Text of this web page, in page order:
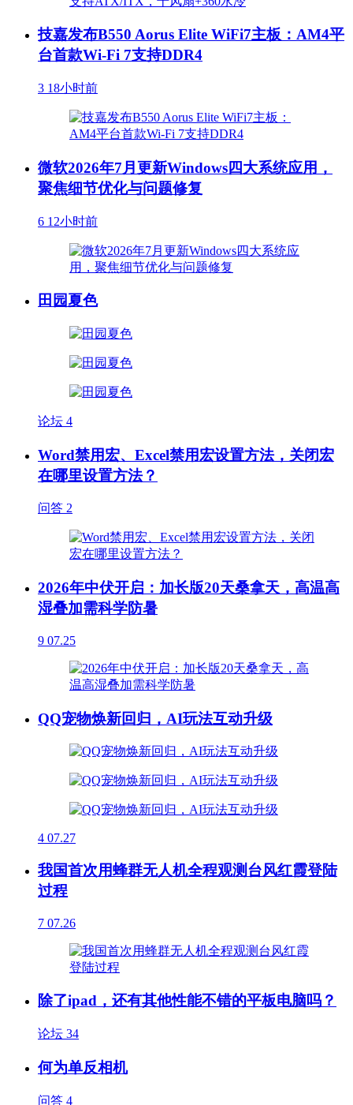
技嘉发布B550 Aorus Elite WiFi7主板：AM4平
台首款Wi-Fi 7支持DDR4
3 18小时前
微软2026年7月更新Windows四大系统应用，
聚焦细节优化与问题修复
6 12小时前
田园夏色
论坛 4
Word禁用宏、Excel禁用宏设置方法，关闭宏
在哪里设置方法？
问答 2
2026年中伏开启：加长版20天桑拿天，高温高
湿叠加需科学防暑
9 07.25
QQ宠物焕新回归，AI玩法互动升级
4 07.27
我国首次用蜂群无人机全程观测台风红霞登陆
过程
7 07.26
除了ipad，还有其他性能不错的平板电脑吗？
论坛 34
何为单反相机
问答 4